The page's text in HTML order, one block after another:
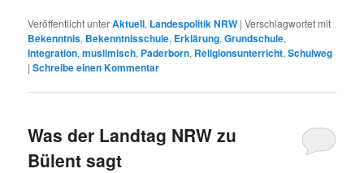
Veröffentlicht unterAktuell, Landespolitik NRW |Verschlagwortet mit
Bekenntnis, Bekenntnisschule, Erklärung,Grundschule,
Integration,muslimisch, Paderborn, Religionsunterricht,Schulweg
|Schreibe einen Kommentar
Was der Landtag NRW zu
Bülent sagt